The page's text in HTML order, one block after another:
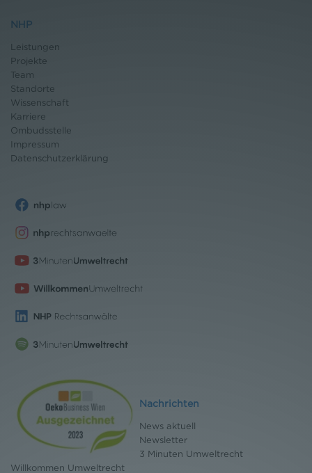
NHP
Leistungen
Projekte
Team
Standorte
Wissenschaft
Karriere
Ombudsstelle
Impressum
Datenschutzerklärung
Nachrichten
News aktuell
Newsletter
3 Minuten Umweltrecht
Willkommen Umweltrecht